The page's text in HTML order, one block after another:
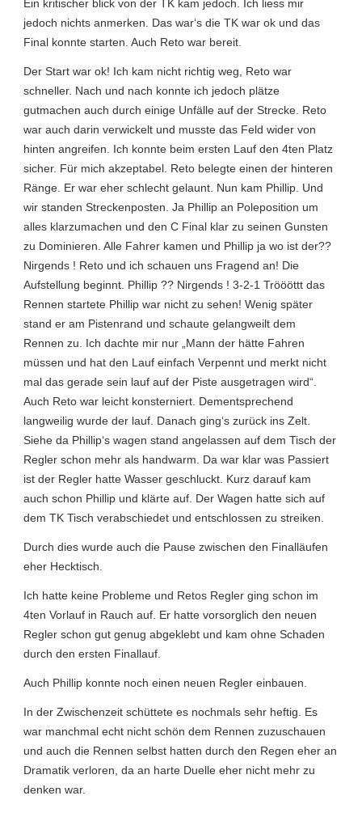
Ein kritischer blick von der TK kam jedoch. Ich liess mir
jedoch nichts anmerken. Das war‘s die TK war ok und das
Final konnte starten. Auch Reto war bereit.
Der Start war ok! Ich kam nicht richtig weg, Reto war
schneller. Nach und nach konnte ich jedoch plätze
gutmachen auch durch einige Unfälle auf der Strecke. Reto
war auch darin verwickelt und musste das Feld wider von
hinten angreifen. Ich konnte beim ersten Lauf den 4ten Platz
sicher. Für mich akzeptabel. Reto belegte einen der hinteren
Ränge. Er war eher schlecht gelaunt. Nun kam Phillip. Und
wir standen Streckenposten. Ja Phillip an Poleposition um
alles klarzumachen und den C Final klar zu seinen Gunsten
zu Dominieren. Alle Fahrer kamen und Phillip ja wo ist der??
Nirgends ! Reto und ich schauen uns Fragend an! Die
Aufstellung beginnt. Phillip ?? Nirgends ! 3-2-1 Tröööttt das
Rennen startete Phillip war nicht zu sehen! Wenig später
stand er am Pistenrand und schaute gelangweilt dem
Rennen zu. Ich dachte mir nur „Mann der hätte Fahren
müssen und hat den Lauf einfach Verpennt und merkt nicht
mal das gerade sein lauf auf der Piste ausgetragen wird“.
Auch Reto war leicht konsterniert. Dementsprechend
langweilig wurde der lauf. Danach ging‘s zurück ins Zelt.
Siehe da Phillip‘s wagen stand angelassen auf dem Tisch der
Regler schon mehr als handwarm. Da war klar was Passiert
ist der Regler hatte Wasser geschluckt. Kurz darauf kam
auch schon Phillip und klärte auf. Der Wagen hatte sich auf
dem TK Tisch verabschiedet und entschlossen zu streiken.
Durch dies wurde auch die Pause zwischen den Finalläufen
eher Hecktisch.
Ich hatte keine Probleme und Retos Regler ging schon im
4ten Vorlauf in Rauch auf. Er hatte vorsorglich den neuen
Regler schon gut genug abgeklebt und kam ohne Schaden
durch den ersten Finallauf.
Auch Phillip konnte noch einen neuen Regler einbauen.
In der Zwischenzeit schüttete es nochmals sehr heftig. Es
war manchmal echt nicht schön dem Rennen zuzuschauen
und auch die Rennen selbst hatten durch den Regen eher an
Dramatik verloren, da an harte Duelle eher nicht mehr zu
denken war.